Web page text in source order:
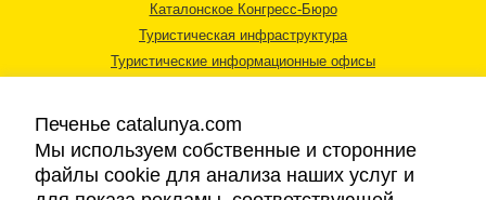
Каталонское Конгресс-Бюро
Туристическая инфраструктура
Туристические информационные офисы
Печенье catalunya.com
Мы используем собственные и сторонние
файлы cookie для анализа наших услуг и